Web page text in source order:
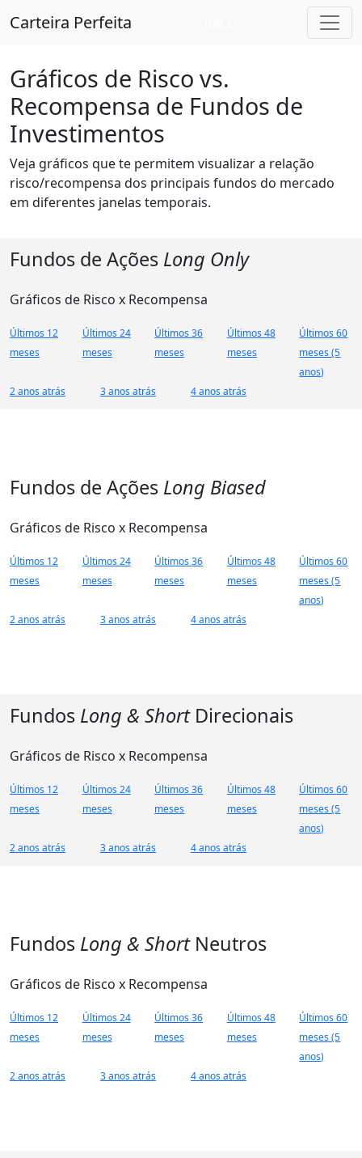
Carteira Perfeita
Gráficos de Risco vs.
Recompensa de Fundos de
Investimentos
Veja gráficos que te permitem visualizar a relação
risco/recompensa dos principais fundos do mercado
em diferentes janelas temporais.
Fundos de Ações Long Only
Gráficos de Risco x Recompensa
Últimos 12
meses
Últimos 24
meses
Últimos 36
meses
Últimos 48
meses
Últimos 60
meses (5
anos)
2 anos atrás
3 anos atrás 4 anos atrás
Fundos de Ações Long Biased
Gráficos de Risco x Recompensa
Últimos 12
meses
Últimos 24
meses
Últimos 36
meses
Últimos 48
meses
Últimos 60
meses (5
anos)
2 anos atrás
3 anos atrás 4 anos atrás
Fundos Long & ShortDirecionais
Gráficos de Risco x Recompensa
Últimos 12
meses
Últimos 24
meses
Últimos 36
meses
Últimos 48
meses
Últimos 60
meses (5
anos)
2 anos atrás
3 anos atrás 4 anos atrás
Fundos Long & ShortNeutros
Gráficos de Risco x Recompensa
Últimos 12
meses
Últimos 24
meses
Últimos 36
meses
Últimos 48
meses
Últimos 60
meses (5
anos)
2 anos atrás
3 anos atrás 4 anos atrás